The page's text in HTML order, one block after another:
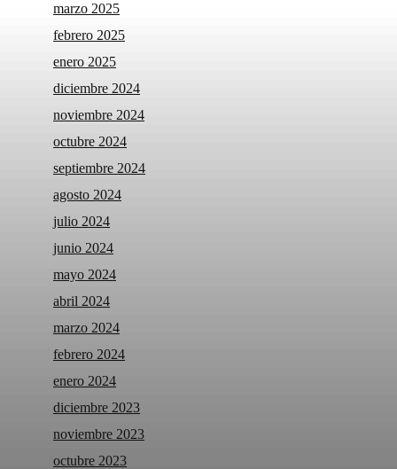
marzo 2025
febrero 2025
enero 2025
diciembre 2024
noviembre 2024
octubre 2024
septiembre 2024
agosto 2024
julio 2024
junio 2024
mayo 2024
abril 2024
marzo 2024
febrero 2024
enero 2024
diciembre 2023
noviembre 2023
octubre 2023